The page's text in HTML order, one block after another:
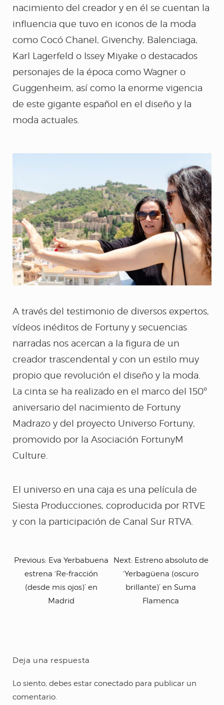
LA VOZ DEL
SILENCIO
5MUJERES5
CONTACTO
FACEBOOK
TWITTER
nacimiento del creador y en él se cuentan la
influencia que tuvo en iconos de la moda
como Cocó Chanel, Givenchy, Balenciaga,
Karl Lagerfeld o Issey Miyake o destacados
personajes de la época como Wagner o
Guggenheim, así como la enorme vigencia
de este gigante español en el diseño y la
moda actuales.
A través del testimonio de diversos expertos,
vídeos inéditos de Fortuny y secuencias
narradas nos acercan a la figura de un
creador trascendental y con un estilo muy
propio que revolución el diseño y la moda.
La cinta se ha realizado en el marco del 150º
aniversario del nacimiento de Fortuny
Madrazo y del proyecto Universo Fortuny,
promovido por la Asociación FortunyM
Culture.
El universo en una caja es una película de
Siesta Producciones, coproducida por RTVE
y con la participación de Canal Sur RTVA.
Previous: Eva Yerbabuena
estrena ‘Re-fracción
(desde mis ojos)’ en
Madrid
Next: Estreno absoluto de
‘Yerbagüena (oscuro
brillante)’ en Suma
Flamenca
Deja una respuesta
Lo siento, debes estar conectado para publicar un
comentario.